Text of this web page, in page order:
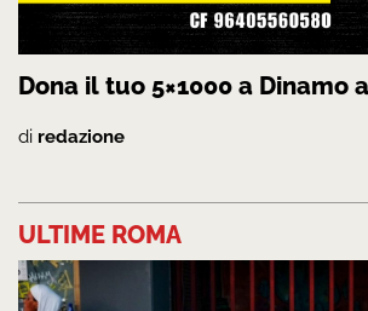
Dona il tuo 5×1000 a Dinamo
di redazione
ULTIME ROMA